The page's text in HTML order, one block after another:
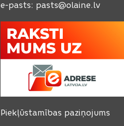
e-pasts: pasts@olaine.lv
Piekļūstamības paziņojums